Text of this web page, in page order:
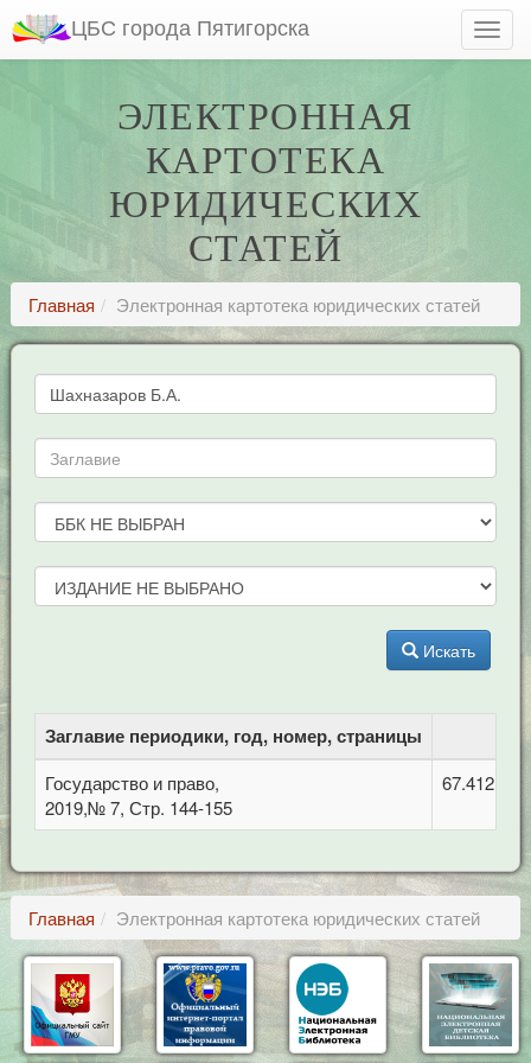
ЦБС города Пятигорска
ЭЛЕКТРОННАЯ
КАРТОТЕКА
ЮРИДИЧЕСКИХ
СТАТЕЙ
Главная Электронная картотека юридических статей
Искать
Заглавие периодики, год, номер, страницы
Государство и право,
2019,№ 7, Стр. 144-155
67.412
Главная Электронная картотека юридических статей